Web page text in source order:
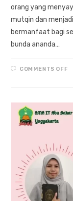
orang yang
mutqin dan
bermanfaat bagi
bunda ananda…
COMMENTS OFFON